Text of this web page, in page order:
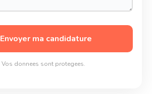
Envoyer ma candidature
Vos donnees sont protegees.